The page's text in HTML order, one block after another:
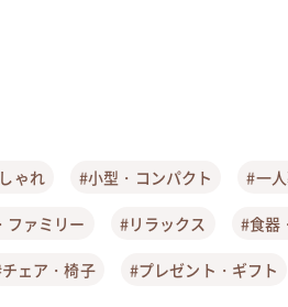
ゃれ #小型・コンパクト #一
ファミリー #リラックス #食器
ェア・椅子 #プレゼント・ギフト